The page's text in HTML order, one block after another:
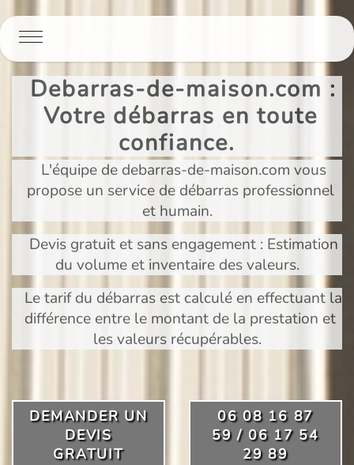
Debarras-de-maison.com :
Votre débarras en toute
confiance.
L'équipe de debarras-de-maison.com vous
propose un service de débarras professionnel
et humain.
Devis gratuit et sans engagement : Estimation
du volume et inventaire des valeurs.
Le tarif du débarras est calculé en effectuant la
différence entre le montant de la prestation et
les valeurs récupérables.
DEMANDER UN
DEVIS
GRATUIT
06 08 16 87
59 / 06 17 54
29 89